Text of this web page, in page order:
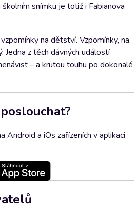
snímku je totiž i Fabianova
na dětství. Vzpomínky, na
Jedna z těch dávných událostí
– a krutou touhu po dokonalé
Android a iOs zařízeních v aplikaci